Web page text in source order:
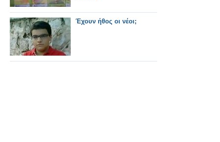
Έχουν ήθος οι νέοι;